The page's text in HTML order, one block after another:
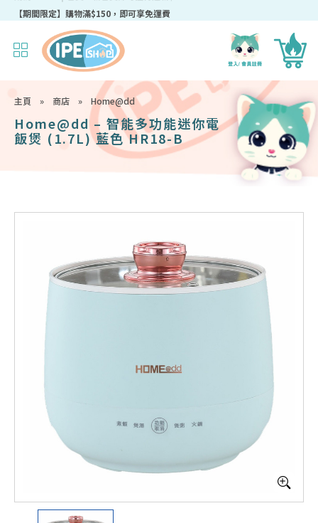
成為IPEshop會員，新會員即可獲得迎新$50購物優惠碼！
主頁 » 商店 » Home@dd
Home@dd – 智能多功能迷你電
飯煲 (1.7L) 藍色 HR18-B